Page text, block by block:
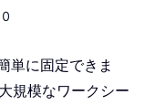
単に固定できま
規模なワークシー